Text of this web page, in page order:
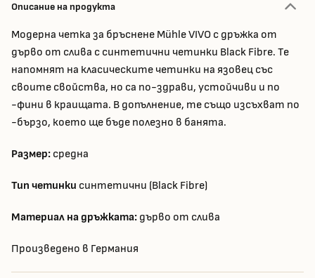
Описание на продукта
Модерна четка за бръснене Mühle VIVO с дръжка от
дърво от слива с синтетични четинки Black Fibre. Те
напомнят на класическите четинки на язовец със
своите свойства, но са по-здрави, устойчиви и по
-фини в краищата. В допълнение, те също изсъхват по
-бързо, което ще бъде полезно в банята.
Размер: средна
Тип четинки синтетични (Black Fibre)
Материал на дръжката: дърво от слива
Произведено в Германия